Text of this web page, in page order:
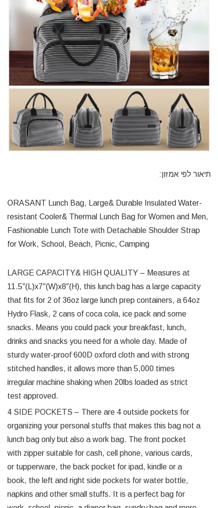
תיאור לפי אמזון:
ORASANT Lunch Bag, Large& Durable Insulated Water-
resistant Cooler& Thermal Lunch Bag for Women and Men,
Fashionable Lunch Tote with Detachable Shoulder Strap
for Work, School, Beach, Picnic, Camping
LARGE CAPACITY& HIGH QUALITY – Measures at
11.5″(L)x7″(W)x8″(H), this lunch bag has a large capacity
that fits for 2 of 36oz large lunch prep containers, a 64oz
Hydro Flask, 2 cans of coca cola, ice pack and some
snacks. Means you could pack your breakfast, lunch,
drinks and snacks you need for a whole day. Made of
sturdy water-proof 600D oxford cloth and with strong
stitched handles, it allows more than 5,000 times
irregular machine shaking when 20lbs loaded as strict
test approved.
4 SIDE POCKETS – There are 4 outside pockets for
organizing your personal stuffs that makes this bag not a
lunch bag only but also a work bag. The front pocket
with zipper suitable for cash, cell phone, various cards,
or tupperware, the back pocket for ipad, kindle or a
book, the left and right side pockets for water bottle,
napkins and other small stuffs. It is a perfect bag for